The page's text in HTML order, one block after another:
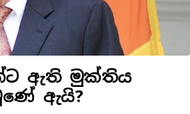
ඇති මුක්තිය
ඇයි?